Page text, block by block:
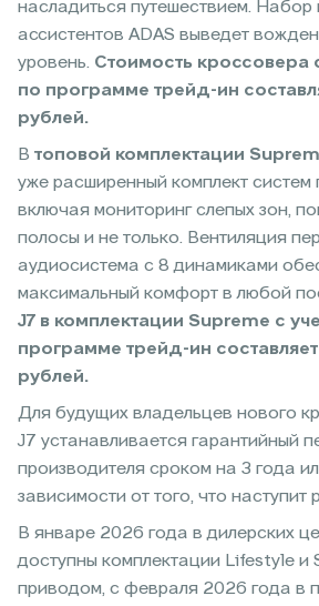
насладиться путешествием. Набор
ассистентов ADAS выведет
уровень. Стоимость кроссовера
по программе трейд-ин
рублей.
В топовой комплектации
уже расширенный комплект
включая мониторинг слепых зон,
полосы и не только. Вентиляция
аудиосистема с 8 динамиками
максимальный комфорт в любой
J7 в комплектации Supreme с
программе трейд-ин
рублей.
Для будущих владельцев нового
J7 устанавливается гарантийный
производителя сроком на 3 года
зависимости от того, что наступит
В январе 2026 года в дилерских
доступны комплектации Lifestyle и
приводом, с февраля 2026 года в